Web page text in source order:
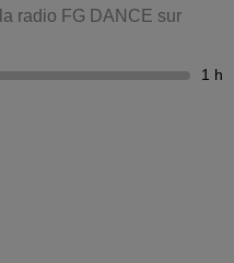
radio FG DANCE sur
1 h